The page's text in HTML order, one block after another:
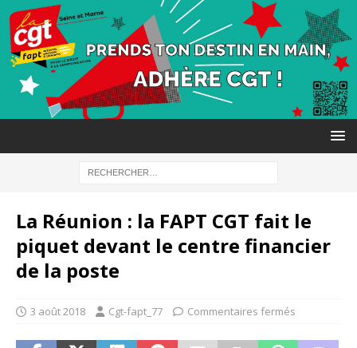
La Réunion : la FAPT CGT fait le
piquet devant le centre financier
de la poste
3 août 2018 Cgt-fapt_77 Commentaires fermés